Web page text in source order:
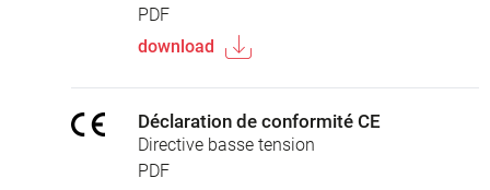
PDF
download
Déclaration de conformité CE
Directive basse tension
PDF